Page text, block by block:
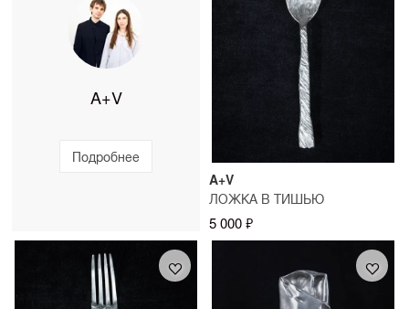
A+V
Подробнее
A+V
ЛОЖКА В ТИШЬЮ
5 000 ₽